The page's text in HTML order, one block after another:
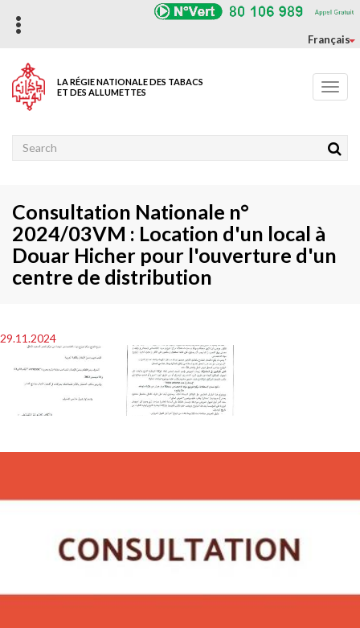
contenu
Français
LA RÉGIE NATIONALE DES TABACS
ET DES ALLUMETTES
Rechercher
Consultation Nationale n°
2024/03VM : Location d'un local à
Douar Hicher pour l'ouverture d'un
centre de distribution
29.11.2024